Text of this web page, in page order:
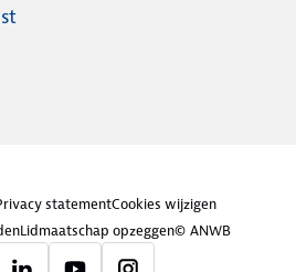
statementCookies wijzigen
Lidmaatschap opzeggen© ANWB